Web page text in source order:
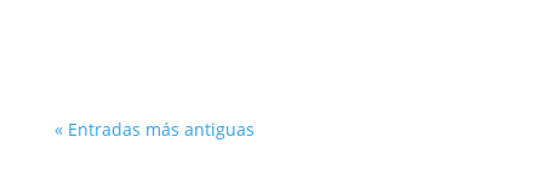
« Entradas más antiguas